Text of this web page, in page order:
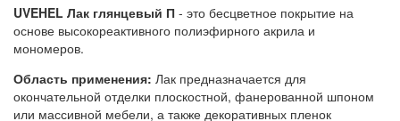
UVEHEL Лак глянцевый П - это бесцветное покрытие на
основе высокореактивного полиэфирного акрила и
мономеров.
Область применения: Лак предназначается для
окончательной отделки плоскостной, фанерованной шпоном
или массивной мебели, а также декоративных пленок